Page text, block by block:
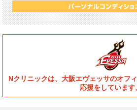
Nクリニックは、大阪エヴェッサのオフ
応援をしています